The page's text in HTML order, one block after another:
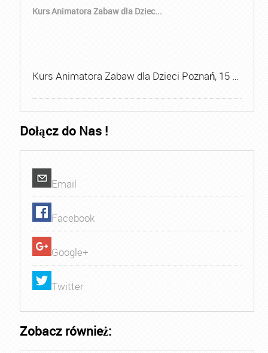
Kurs Animatora Zabaw dla Dziec...
Kurs Animatora Zabaw dla Dzieci Poznań, 15 …
Dołącz do Nas !
Email
Facebook
Google+
Twitter
Zobacz również: